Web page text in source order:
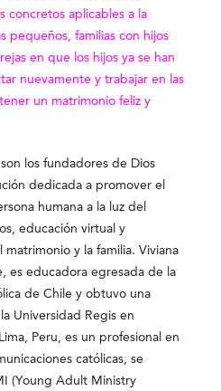
concretos aplicables a la
pequeños, familias con hijos
en que los hijos ya se han
nuevamente y trabajar en las
un matrimonio feliz y
son los fundadores de Dios
dedicada a promover el
humana a la luz del
educación virtual y
y la familia. Viviana
es educadora egresada de la
de Chile y obtuvo una
Universidad Regis en
Peru, es un profesional en
católicas, se
(Young Adult Ministry